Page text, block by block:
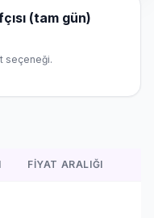
cihazlarımız her
geçirilir; böylece
ihtiyacınıza
(tam gün)
seçeneği.
FIYAT ARALIĞI